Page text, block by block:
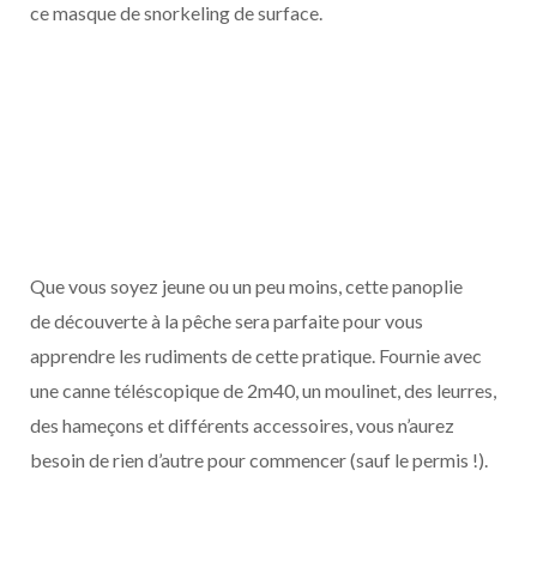
ce masque de snorkeling de surface.
Que vous soyez jeune ou un peu moins, cette panoplie
de découverte à la pêche sera parfaite pour vous
apprendre les rudiments de cette pratique. Fournie avec
une canne téléscopique de 2m40, un moulinet, des leurres,
des hameçons et différents accessoires, vous n’aurez
besoin de rien d’autre pour commencer (sauf le permis !).